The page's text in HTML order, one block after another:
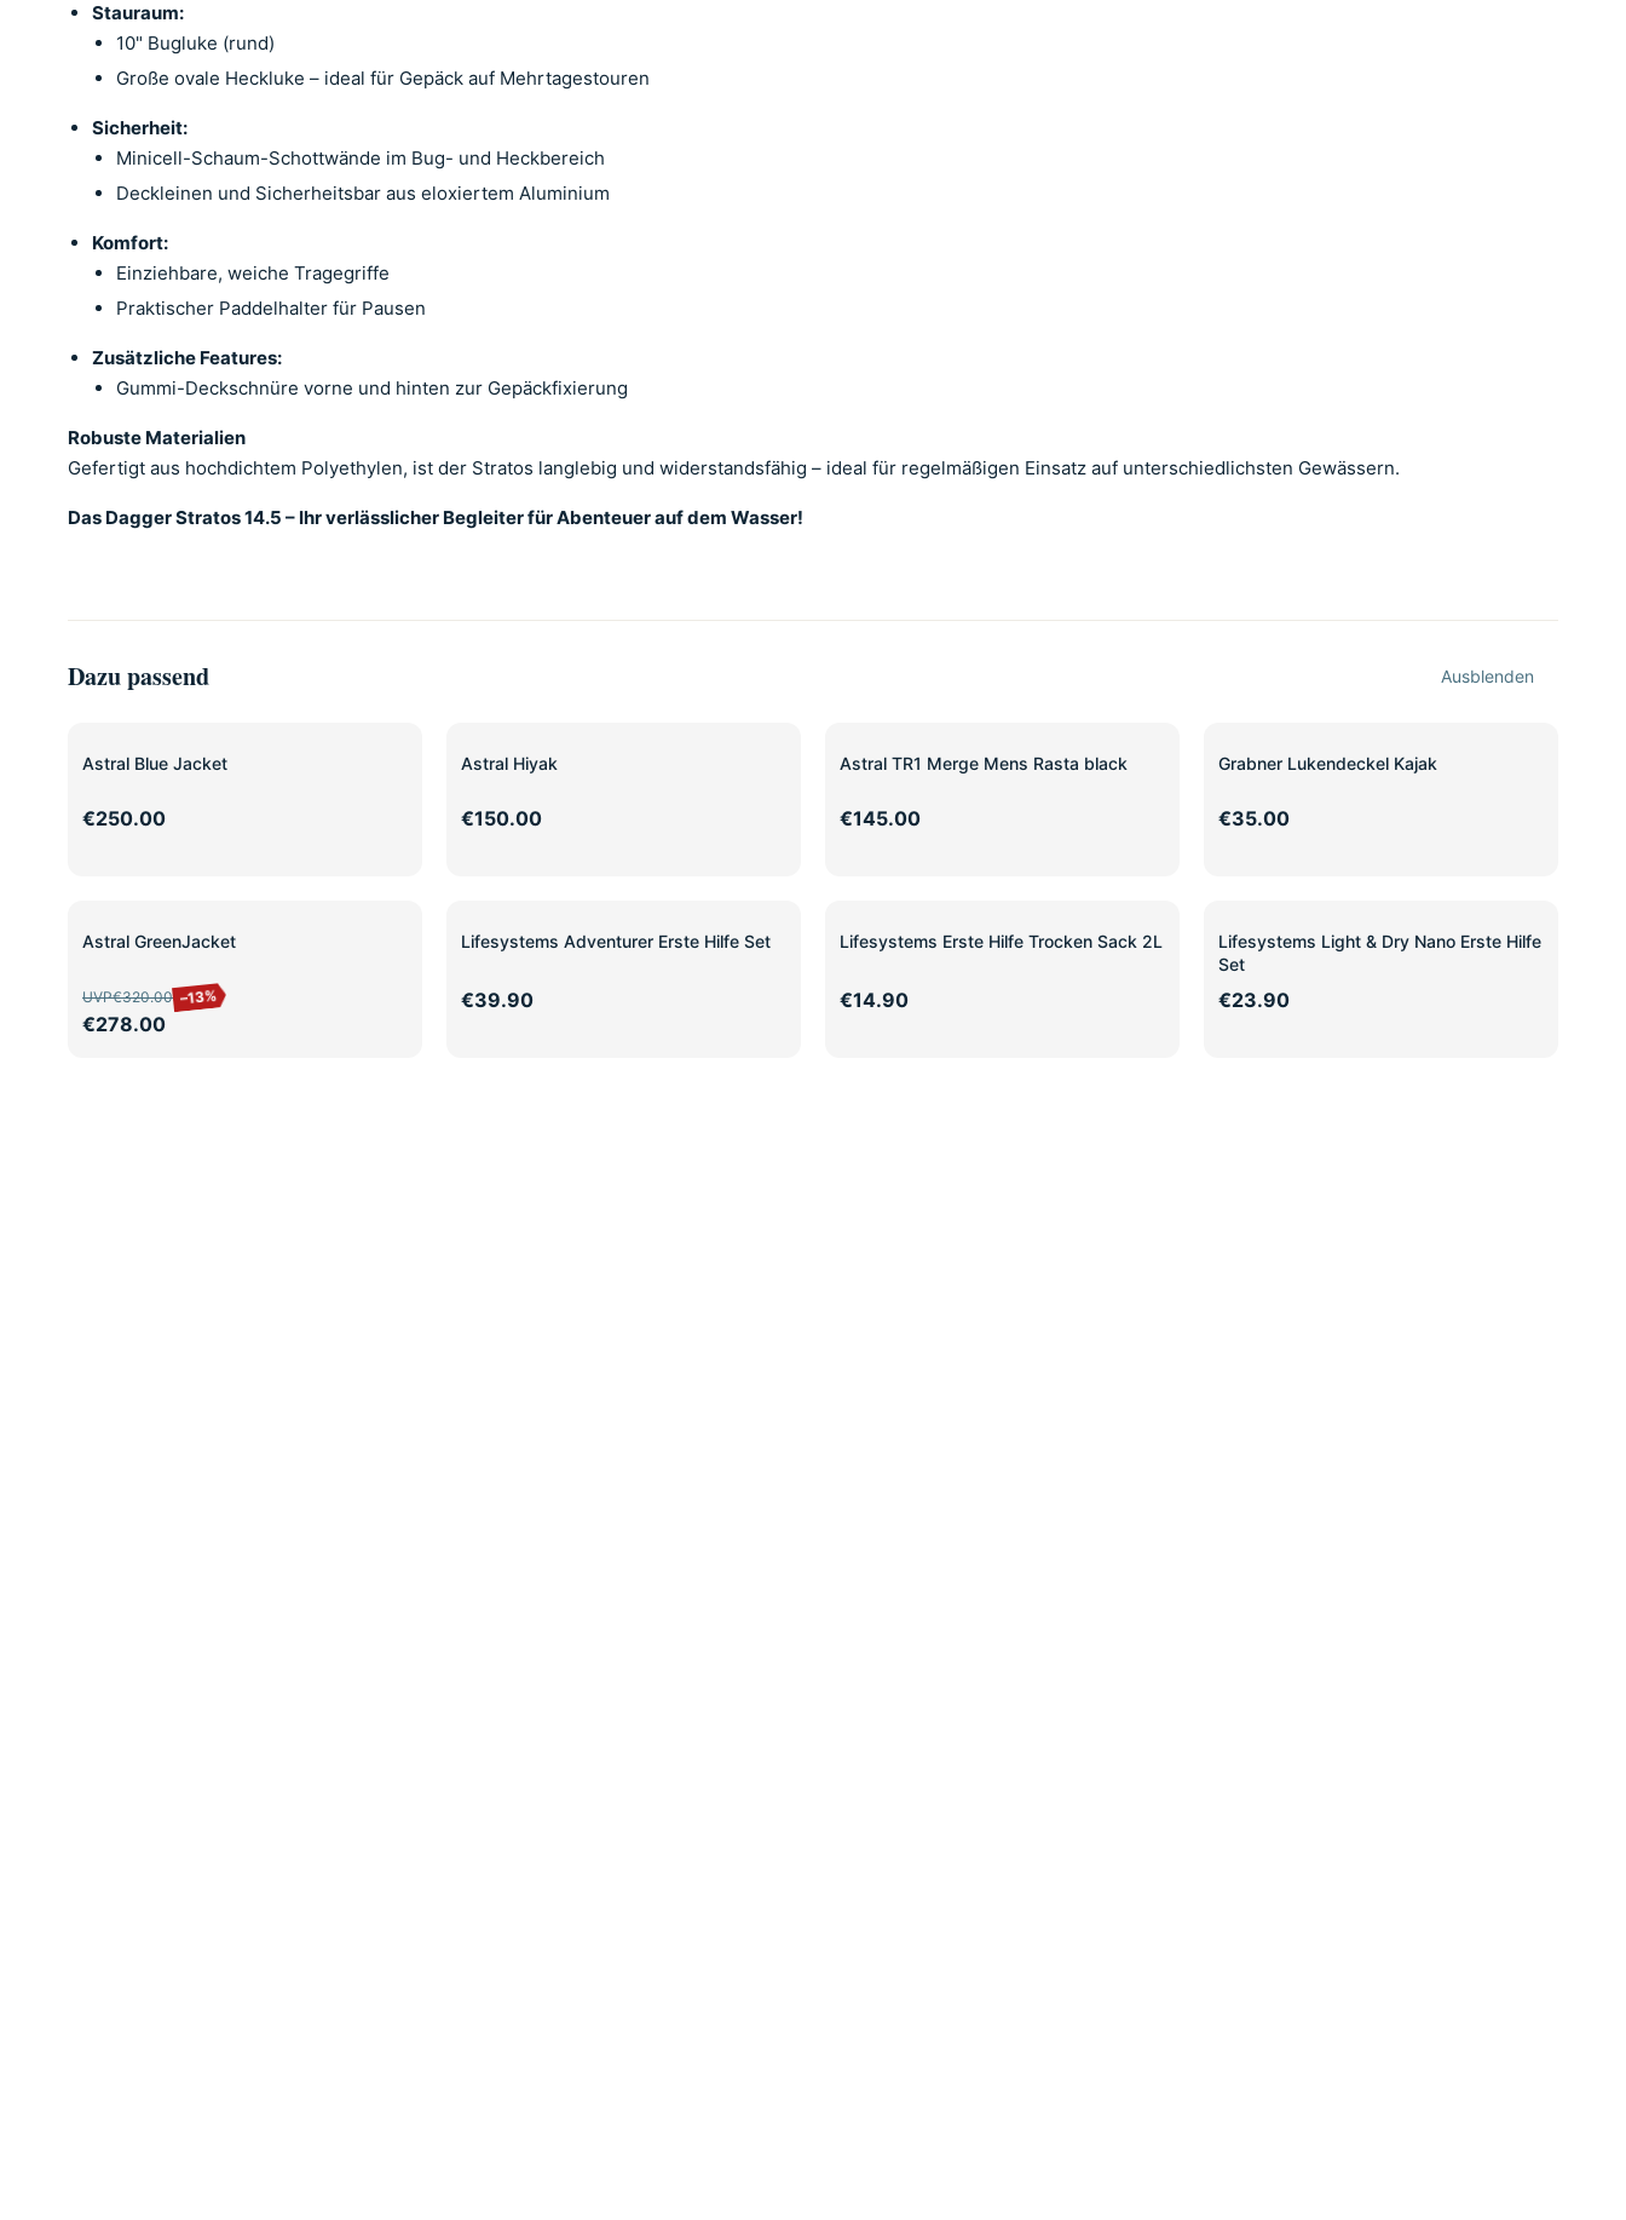
Stauraum:
10" Bugluke (rund)
Große ovale Heckluke – ideal für Gepäck auf Mehrtagestouren
Sicherheit:
Minicell-Schaum-Schottwände im Bug- und Heckbereich
Deckleinen und Sicherheitsbar aus eloxiertem Aluminium
Komfort:
Einziehbare, weiche Tragegriffe
Praktischer Paddelhalter für Pausen
Zusätzliche Features:
Gummi-Deckschnüre vorne und hinten zur Gepäckfixierung
Robuste Materialien
Gefertigt aus hochdichtem Polyethylen, ist der Stratos langlebig und widerstandsfähig – ideal für regelmäßigen Einsatz auf unterschiedlichsten Gewässern.
Das Dagger Stratos 14.5 – Ihr verlässlicher Begleiter für Abenteuer auf dem Wasser!
Dazu passend Ausblenden
Astral Blue Jacket
€250.00
Astral Hiyak
€150.00
Astral TR1 Merge Mens Rasta black
€145.00
Grabner Lukendeckel Kajak
€35.00
SALE
Astral GreenJacket
UVP€320.00 –13%
€278.00
Lifesystems Adventurer Erste Hilfe Set
€39.90
Lifesystems Erste Hilfe Trocken Sack 2L
€14.90
Lifesystems Light & Dry Nano Erste Hilfe
Set
€23.90